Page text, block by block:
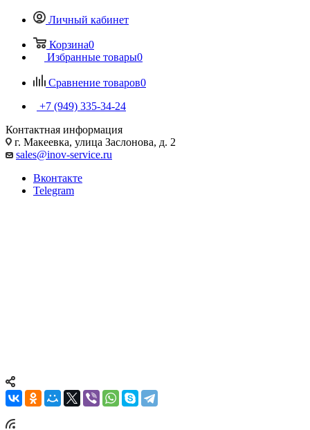
Личный кабинет
Корзина0
Избранные товары0
Сравнение товаров0
+7 (949) 335-34-24
Контактная информация
г. Макеевка, улица Заслонова, д. 2
sales@inov-service.ru
Вконтакте
Telegram